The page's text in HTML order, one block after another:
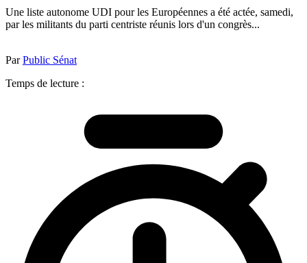
Une liste autonome UDI pour les Européennes a été actée, samedi,
par les militants du parti centriste réunis lors d'un congrès...
ParPublic Sénat
Temps de lecture :